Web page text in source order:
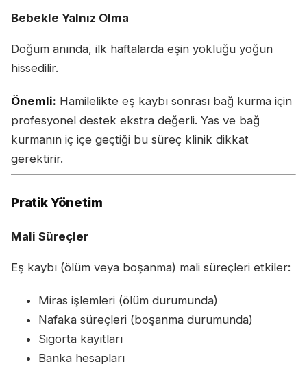
Bebekle Yalnız Olma
Doğum anında, ilk haftalarda eşin yokluğu yoğun
hissedilir.
Önemli: Hamilelikte eş kaybı sonrası bağ kurma için
profesyonel destek ekstra değerli. Yas ve bağ
kurmanın iç içe geçtiği bu süreç klinik dikkat
gerektirir.
Pratik Yönetim
Mali Süreçler
Eş kaybı (ölüm veya boşanma) mali süreçleri etkiler:
Miras işlemleri (ölüm durumunda)
Nafaka süreçleri (boşanma durumunda)
Sigorta kayıtları
Banka hesapları